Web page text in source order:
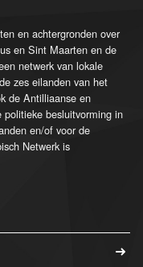
en achtergronden over
en Sint Maarten en de
netwerk van lokale
zes eilanden van het
de Antilliaanse en
politieke besluitvorming in
en/of voor de
Netwerk is